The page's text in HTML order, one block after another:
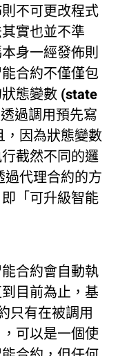
不可更改程式
實也並不準
身一經發佈則
合約不僅僅包
態變數 (state
過調用預先寫
因為狀態變數
截然不同的邏
代理合約的方
「可升級智能
合約會自動執
目前為止，基
只有在被調用
可以是一個使